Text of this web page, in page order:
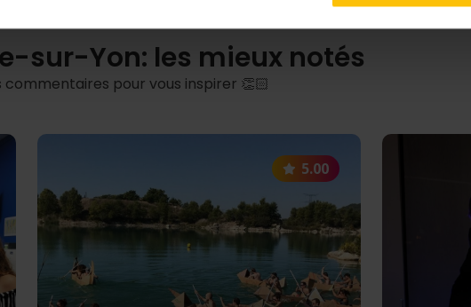
sur-Yon: les mieux notés
pour vous inspirer 👏🏻
5.00